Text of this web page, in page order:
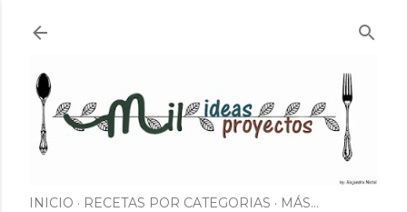
INICIO RECETAS POR CATEGORIAS MÁS…